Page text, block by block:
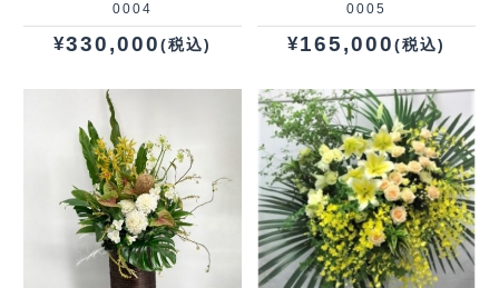
0004
¥330,000(税込)
0005
¥165,000(税込)